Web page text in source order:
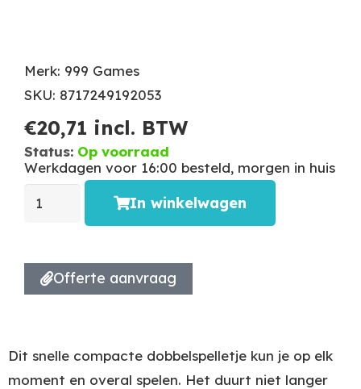
Merk: 999 Games
SKU: 8717249192053
€20,71 incl. BTW
Status: Op voorraad
Werkdagen voor 16:00 besteld, morgen in huis
In winkelwagen
Offerte aanvraag
Dit snelle compacte dobbelspelletje kun je op elk
moment en overal spelen. Het duurt niet langer